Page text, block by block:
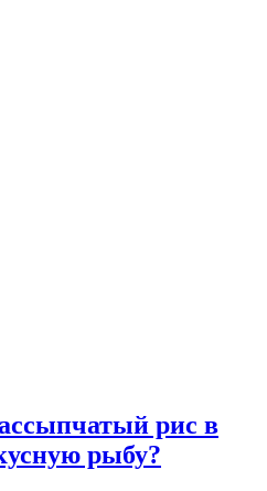
рис в
рыбу?